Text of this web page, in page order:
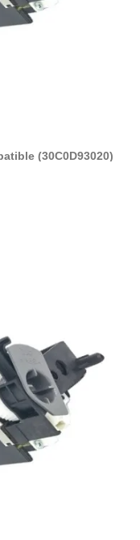
(30C0D93020)